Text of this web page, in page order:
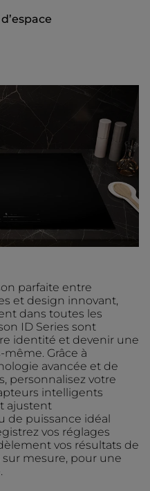
parfaite entre
et design innovant,
dans toutes les
ID Series sont
identité et devenir une
Grâce à
avancée et de
personnalisez votre
intelligents
ajustent
de puissance idéal
vos réglages
vos résultats de
mesure, pour une